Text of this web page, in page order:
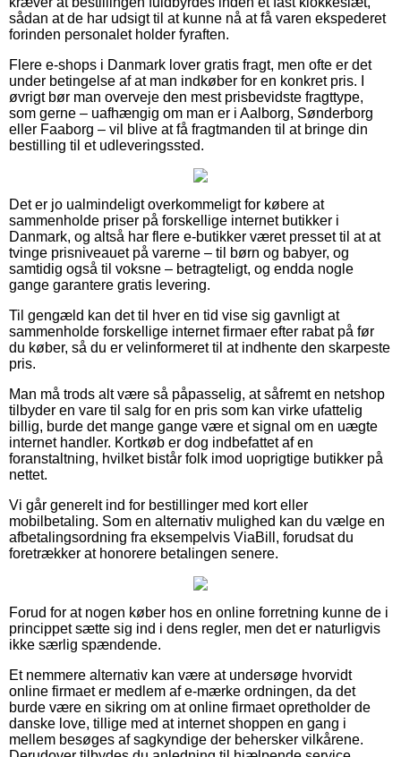
sådan at de har udsigt til at kunne nå at få varen ekspederet
forinden personalet holder fyraften.
Flere e-shops i Danmark lover gratis fragt, men ofte er det
under betingelse af at man indkøber for en konkret pris. I
øvrigt bør man overveje den mest prisbevidste fragttype,
som gerne – uafhængig om man er i Aalborg, Sønderborg
eller Faaborg – vil blive at få fragtmanden til at bringe din
bestilling til et udleveringssted.
Det er jo ualmindeligt overkommeligt for købere at
sammenholde priser på forskellige internet butikker i
Danmark, og altså har flere e-butikker været presset til at at
tvinge prisniveauet på varerne – til børn og babyer, og
samtidig også til voksne – betragteligt, og endda nogle
gange garantere gratis levering.
Til gengæld kan det til hver en tid vise sig gavnligt at
sammenholde forskellige internet firmaer efter rabat på før
du køber, så du er velinformeret til at indhente den skarpeste
pris.
Man må trods alt være så påpasselig, at såfremt en netshop
tilbyder en vare til salg for en pris som kan virke ufattelig
billig, burde det mange gange være et signal om en uægte
internet handler. Kortkøb er dog indbefattet af en
foranstaltning, hvilket bistår folk imod uoprigtige butikker på
nettet.
Vi går generelt ind for bestillinger med kort eller
mobilbetaling. Som en alternativ mulighed kan du vælge en
afbetalingsordning fra eksempelvis ViaBill, forudsat du
foretrækker at honorere betalingen senere.
Forud for at nogen køber hos en online forretning kunne de i
princippet sætte sig ind i dens regler, men det er naturligvis
ikke særlig spændende.
Et nemmere alternativ kan være at undersøge hvorvidt
online firmaet er medlem af e-mærke ordningen, da det
burde være en sikring om at online firmaet opretholder de
danske love, tillige med at internet shoppen en gang i
mellem besøges af sagkyndige der behersker vilkårene.